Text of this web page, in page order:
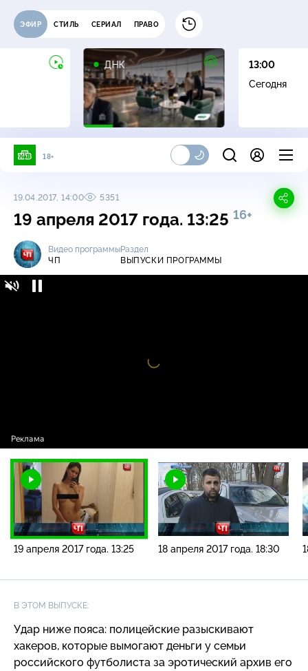
ЭФИР СТИЛЬ СЕРИАЛ ПРАВО
ДНК
16+
13:00
Сегодня
18+
19.04.2017, 14:00 5351
19 апреля 2017 года. 13:25 16+
Видео программы
ЧП
Раздел
ВЫПУСКИ ПРОГРАММЫ
Видео
проигрыватель
19 апреля 2017 года. 13:25 18 апреля 2017 года. 18:30
В ЭТОМ ВЫПУСКЕ:
Удар ниже пояса: полицейские разыскивают
хакеров, которые вымогают деньги у семьи
российского футболиста за эротический архив его